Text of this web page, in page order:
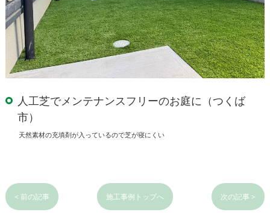
人工芝でメンテナンスフリーのお庭に（つくば
市）
天然素材の充填剤が入っているので芝が寝にくい
< 前の記事 施工事例トップへ 次の記事 >